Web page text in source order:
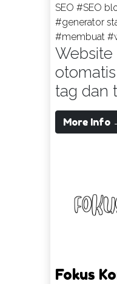
SEO #SEO
#generator
#membuat
Website
tag dan
More Info
Fokus